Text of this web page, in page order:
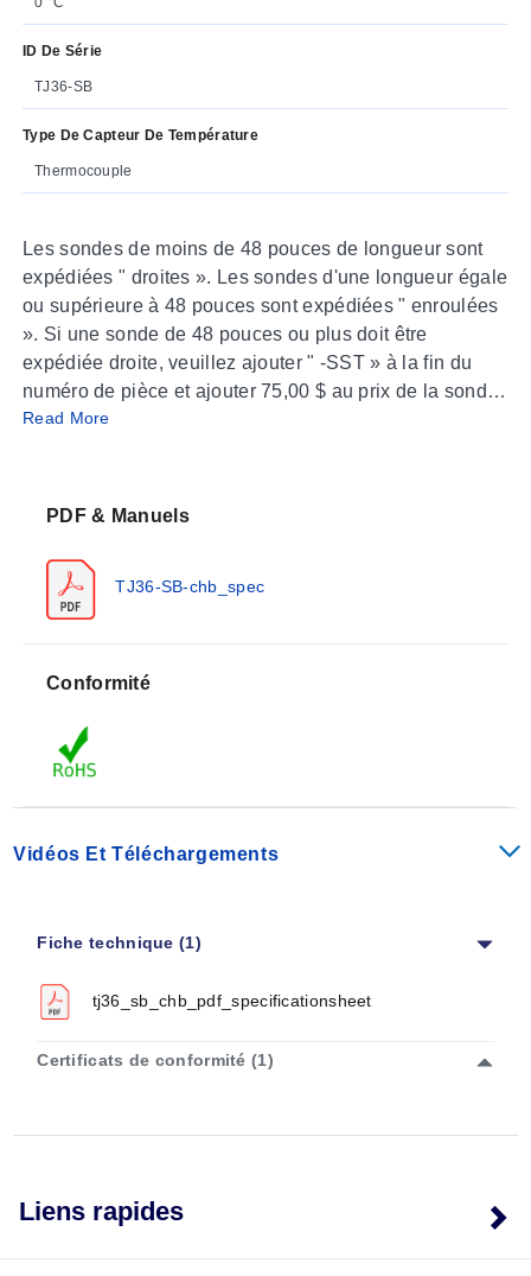
ID De Série
TJ36-SB
Type De Capteur De Température
Thermocouple
Les sondes de moins de 48 pouces de longueur sont
expédiées " droites ». Les sondes d'une longueur égale
ou supérieure à 48 pouces sont expédiées " enroulées
». Si une sonde de 48 pouces ou plus doit être
expédiée droite, veuillez ajouter " -SST » à la fin du
numéro de pièce et ajouter 75,00 $ au prix de la sonde.
La longueur maximale pour l'expédition droite est de 96
longueur non standard.
Read More
PDF & Manuels
TJ36-SB-chb_spec
Conformité
Vidéos Et Téléchargements
Fiche technique (1)
tj36_sb_chb_pdf_specificationsheet
Certificats de conformité (1)
Liens rapides